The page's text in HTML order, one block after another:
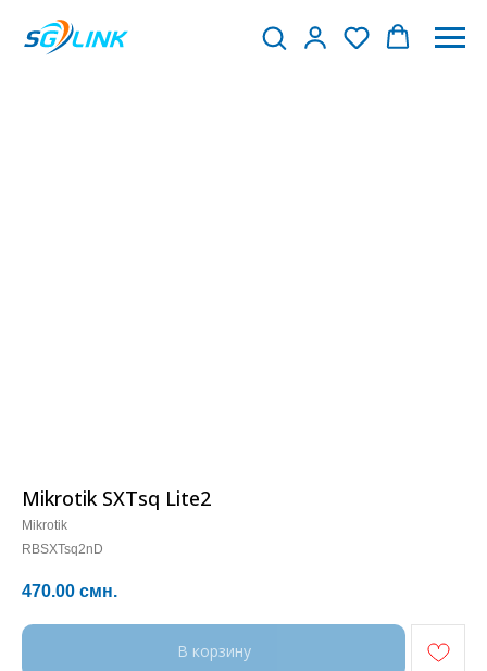
Mikrotik SXTsq Lite2
Mikrotik
RBSXTsq2nD
470.00 смн.
В корзину